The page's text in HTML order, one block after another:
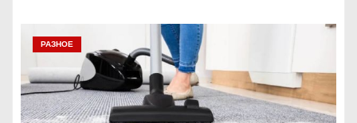
РАЗНОЕ